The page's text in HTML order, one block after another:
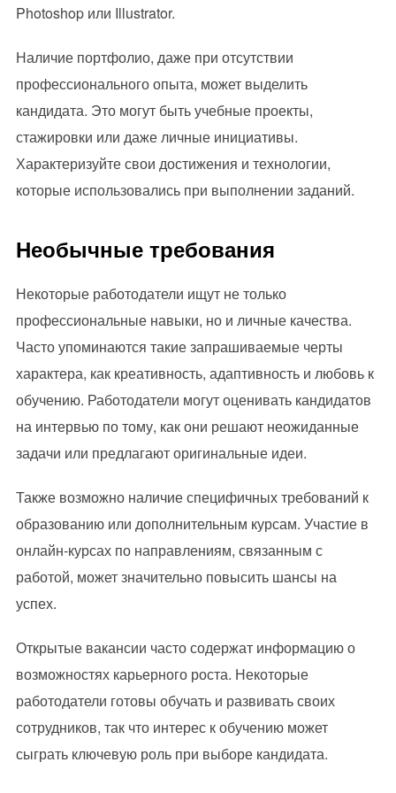
Photoshop или Illustrator.
Наличие портфолио, даже при отсутствии
профессионального опыта, может выделить
кандидата. Это могут быть учебные проекты,
стажировки или даже личные инициативы.
Характеризуйте свои достижения и технологии,
которые использовались при выполнении заданий.
Необычные требования
Некоторые работодатели ищут не только
профессиональные навыки, но и личные качества.
Часто упоминаются такие запрашиваемые черты
характера, как креативность, адаптивность и любовь к
обучению. Работодатели могут оценивать кандидатов
на интервью по тому, как они решают неожиданные
задачи или предлагают оригинальные идеи.
Также возможно наличие специфичных требований к
образованию или дополнительным курсам. Участие в
онлайн-курсах по направлениям, связанным с
работой, может значительно повысить шансы на
успех.
Открытые вакансии часто содержат информацию о
возможностях карьерного роста. Некоторые
работодатели готовы обучать и развивать своих
сотрудников, так что интерес к обучению может
сыграть ключевую роль при выборе кандидата.